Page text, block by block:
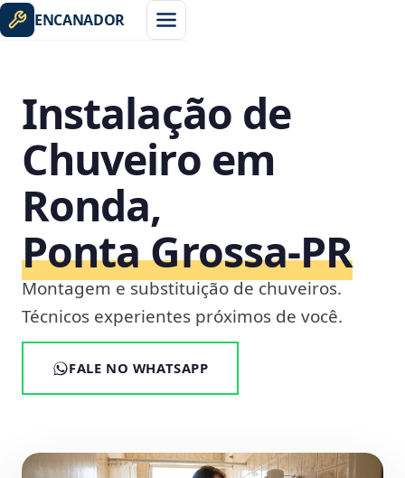
ENCANADOR
Instalação de
Chuveiro em
Ronda,
Ponta Grossa‑PR
Montagem e substituição de chuveiros.
Técnicos experientes próximos de você.
FALE NO WHATSAPP